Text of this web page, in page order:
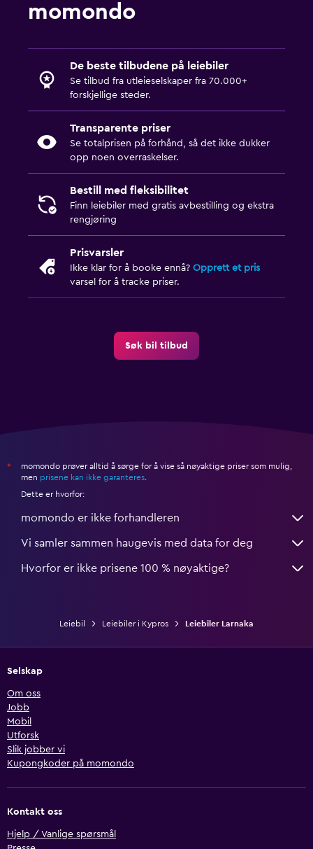
momondo
De beste tilbudene på leiebiler
Se tilbud fra utleieselskaper fra 70.000+
forskjellige steder.
Transparente priser
Se totalprisen på forhånd, så det ikke dukker
opp noen overraskelser.
Bestill med fleksibilitet
Finn leiebiler med gratis avbestilling og ekstra
rengjøring
Prisvarsler
Ikke klar for å booke ennå? Opprett et pris
varsel for å tracke priser.
Søk bil tilbud
*
momondo prøver alltid å sørge for å vise så nøyaktige priser som mulig,
men prisene kan ikke garanteres
Dette er hvorfor:
momondo er ikke forhandleren
Vi samler sammen haugevis med data for deg
Hvorfor er ikke prisene 100 % nøyaktige?
Leiebil Leiebiler i Kypros Leiebiler Larnaka
Selskap
Om oss
Jobb
Mobil
Utforsk
Slik jobber vi
Kupongkoder på momondo
Kontakt oss
Hjelp / Vanlige spørsmål